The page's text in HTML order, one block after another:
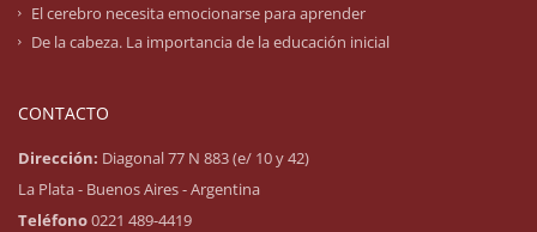
El cerebro necesita emocionarse para aprender
De la cabeza. La importancia de la educación inicial
CONTACTO
Dirección: Diagonal 77 N 883 (e/ 10 y 42)
La Plata - Buenos Aires - Argentina
Teléfono0221 489-4419